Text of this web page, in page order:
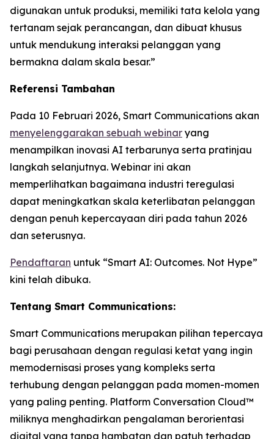
digunakan untuk produksi, memiliki tata kelola yang
tertanam sejak perancangan, dan dibuat khusus
untuk mendukung interaksi pelanggan yang
bermakna dalam skala besar.”
Referensi Tambahan
Pada 10 Februari 2026, Smart Communications akan
menyelenggarakan sebuah webinar yang
menampilkan inovasi AI terbarunya serta pratinjau
langkah selanjutnya. Webinar ini akan
memperlihatkan bagaimana industri teregulasi
dapat meningkatkan skala keterlibatan pelanggan
dengan penuh kepercayaan diri pada tahun 2026
dan seterusnya.
Pendaftaran untuk “Smart AI: Outcomes. Not Hype”
kini telah dibuka.
Tentang Smart Communications:
Smart Communications merupakan pilihan tepercaya
bagi perusahaan dengan regulasi ketat yang ingin
memodernisasi proses yang kompleks serta
terhubung dengan pelanggan pada momen-momen
yang paling penting. Platform Conversation Cloud™
miliknya menghadirkan pengalaman berorientasi
digital yang tanpa hambatan dan patuh terhadap